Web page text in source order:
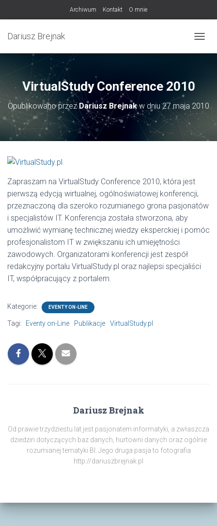
Archiwum Kontakt O mnie
Dariusz Brejnak
VirtualStudy Conference 2010
Opublikowano przezDariusz Brejnakw dniu27 maja 2010
Zapraszam na VirtualStudy Conference 2010, która jest
pierwszą edycją wirtualnej, ogólnoświatowej konferencji,
przeznaczoną dla szeroko rozumianego grona pasjonatów
i specjalistów IT. Konferencja została stworzona, aby
umożliwić wymianę technicznej wiedzy eksperckiej i pomóc
profesjonalistom IT w zwiększaniu ich umiejętności
zawodowych. Organizatorami konferencji jest zespół
redakcyjny portalu VirtualStudy.pl oraz najlepsi specjaliści
IT, współpracujący z portalem.
Kategorie: EVENTY ON-LINE
Tagi: Eventy on-Line Publikacje VirtualStudy.pl
Dariusz Brejnak
Od prawie trzydziestu lat jest pasjonatem informatyki, a zwłaszcza
dziedzin dotyczących baz danych, hurtowni danych oraz ogólnie
rozumianej tematyki BI. Jego druga pasja to fotografia
http://dariuszbrejnak.pl